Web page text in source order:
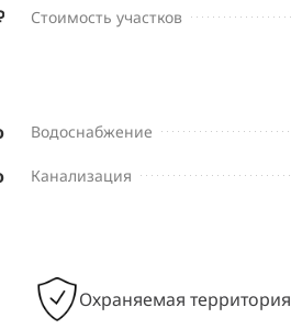
Стоимость участков
Водоснабжение
Канализация
Охраняемая территория